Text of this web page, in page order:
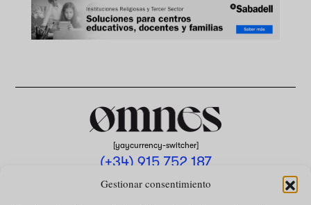
Gestionar consentimiento
[yaycurrency-switcher]
(+34) 915 752 187
omnes@omnesmag.com